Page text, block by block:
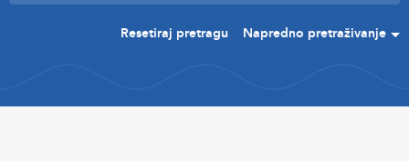
Resetiraj pretragu Napredno pretraživanje